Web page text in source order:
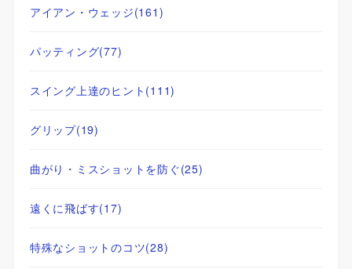
アイアン・ウェッジ(161)
パッティング(77)
スイング上達のヒント (111)
グリップ(19)
曲がり・ミスショットを防ぐ(25)
遠くに飛ばす(17)
特殊なショットのコツ(28)